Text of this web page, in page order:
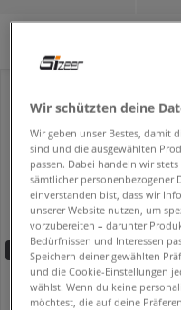
-10% ab 70€ mit dem Code:
FINAL
herren
Wir schützten deine
Wir geben unser Bestes, damit
sind und die ausgewählten
passen. Dabei handeln wir
sämtlicher personenbezogener
einverstanden bist, dass wir
unserer Website nutzen, um
vorzubereiten – darunter
Bedürfnissen und Interessen
Speichern deiner gewählten
und die Cookie-Einstellungen
wählst. Wenn du keine
möchtest, die auf deine